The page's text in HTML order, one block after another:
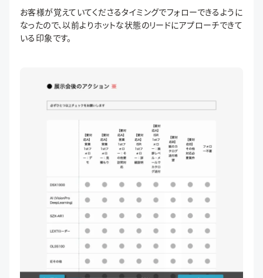
お客様が覚えていてくださるタイミングでフォローできるように
なったので、以前よりホットな状態のリードにアプローチできて
いる印象です。